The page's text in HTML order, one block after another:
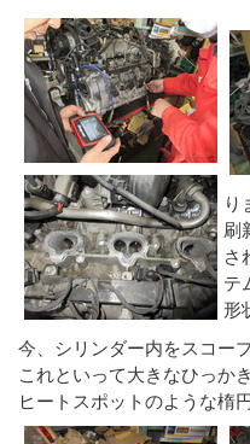
り
刷
さ
テ
形
今、シリンダー内をスコー
これといって大きなひっか
ヒートスポットのような楕